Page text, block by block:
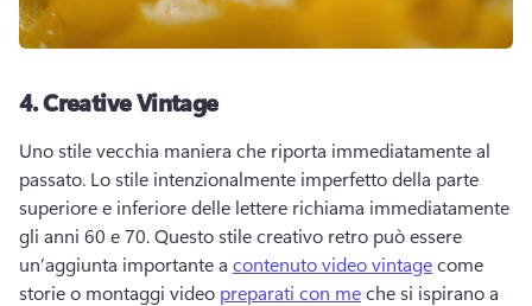
4.Creative Vintage
Uno stile vecchia maniera che riporta immediatamente al
passato. Lo stile intenzionalmente imperfetto della parte
superiore e inferiore delle lettere richiama immediatamente
gli anni 60 e 70. Questo stile creativo retro può essere
un’aggiunta importante a contenuto video vintage come
storie o montaggi video preparati con me che si ispirano a